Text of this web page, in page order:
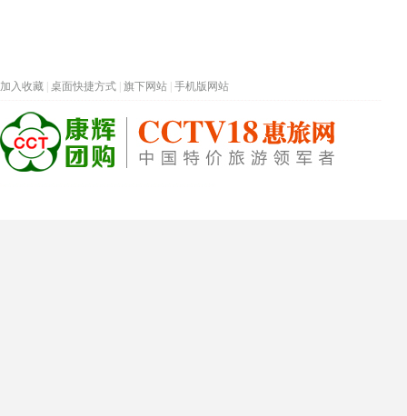
加入收藏 桌面快捷方式 旗下网站 手机版网站